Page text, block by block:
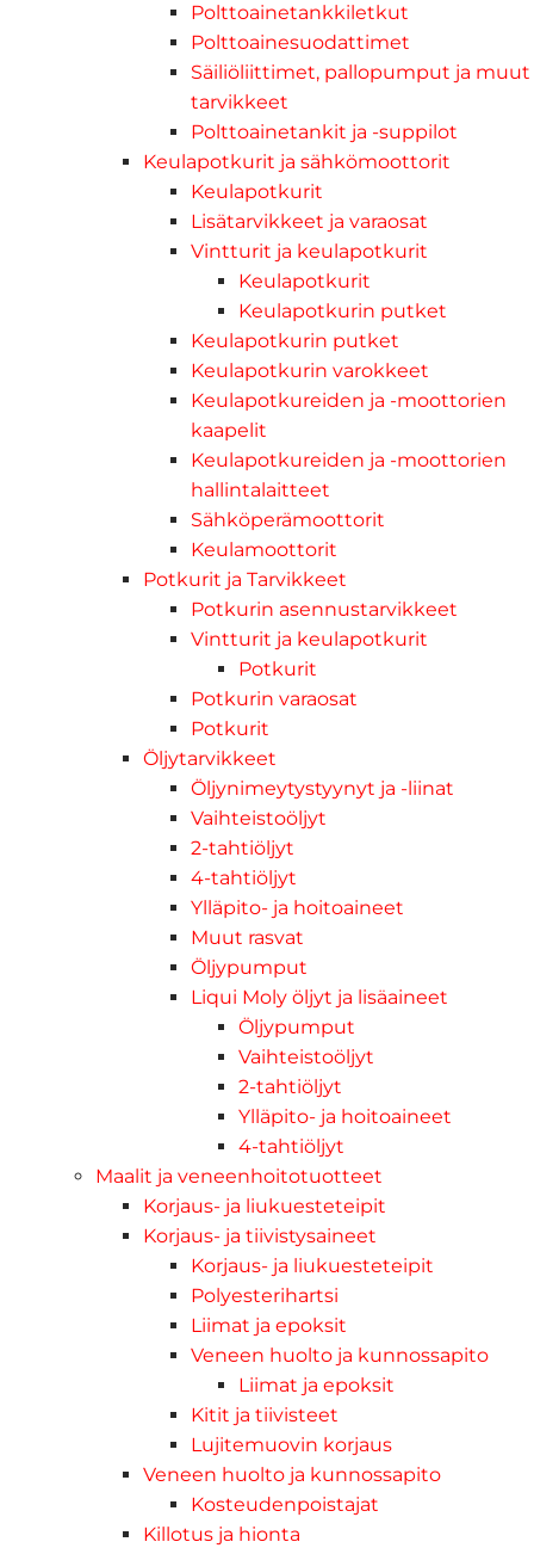
Polttoainetankkiletkut
Polttoainesuodattimet
Säiliöliittimet, pallopumput ja muut
tarvikkeet
Polttoainetankit ja -suppilot
Keulapotkurit ja sähkömoottorit
Keulapotkurit
Lisätarvikkeet ja varaosat
Vintturit ja keulapotkurit
Keulapotkurit
Keulapotkurin putket
Keulapotkurin putket
Keulapotkurin varokkeet
Keulapotkureiden ja -moottorien
kaapelit
Keulapotkureiden ja -moottorien
hallintalaitteet
Sähköperämoottorit
Keulamoottorit
Potkurit ja Tarvikkeet
Potkurin asennustarvikkeet
Vintturit ja keulapotkurit
Potkurit
Potkurin varaosat
Potkurit
Öljytarvikkeet
Öljynimeytystyynyt ja -liinat
Vaihteistoöljyt
2-tahtiöljyt
4-tahtiöljyt
Ylläpito- ja hoitoaineet
Muut rasvat
Öljypumput
Liqui Moly öljyt ja lisäaineet
Öljypumput
Vaihteistoöljyt
2-tahtiöljyt
Ylläpito- ja hoitoaineet
4-tahtiöljyt
Maalit ja veneenhoitotuotteet
Korjaus- ja liukuesteteipit
Korjaus- ja tiivistysaineet
Korjaus- ja liukuesteteipit
Polyesterihartsi
Liimat ja epoksit
Veneen huolto ja kunnossapito
Liimat ja epoksit
Kitit ja tiivisteet
Lujitemuovin korjaus
Veneen huolto ja kunnossapito
Kosteudenpoistajat
Killotus ja hionta